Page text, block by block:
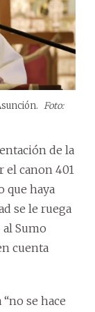
Foto:
de la
el canon 401
que haya
se le ruega
Sumo
cuenta
se hace